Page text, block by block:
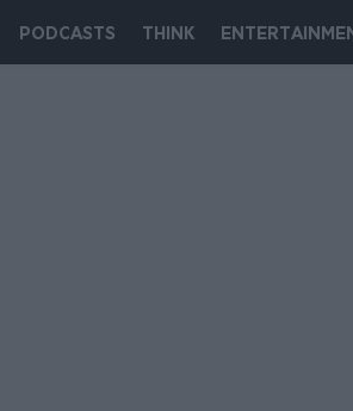
PODCASTS THINK